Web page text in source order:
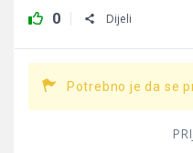
0 Dijeli
Potrebno je da se